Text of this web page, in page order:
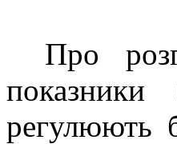
Про
регулюють